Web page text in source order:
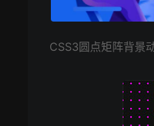
CSS3圆点矩阵背景